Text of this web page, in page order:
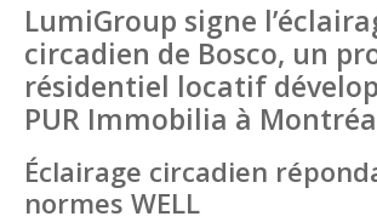
LumiGroup signe
circadien de Bosco, un
résidentiel locatif
PUR Immobilia à
Éclairage circadien
normes WELL